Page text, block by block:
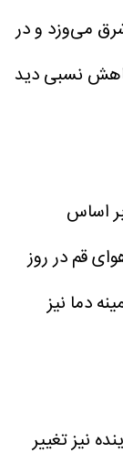
می‌وزد و در
نسبی دید
اساس
قم در روز
دما نیز
نیز تغییر